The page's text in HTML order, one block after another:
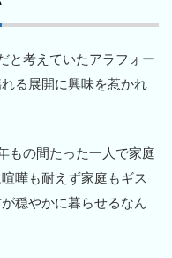
と考えていたアラフォー
る展開に興味を惹かれ
もの間たった一人で家庭
嘩も耐えず家庭もギス
穏やかに暮らせるなん